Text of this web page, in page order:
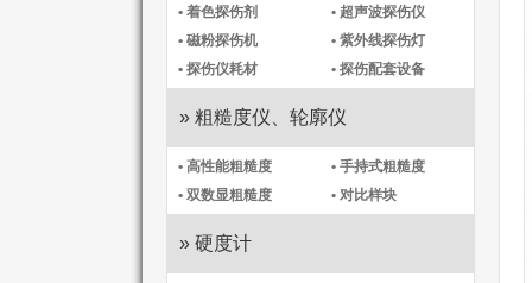
• 着色探伤剂
• 超声波探伤仪
• 磁粉探伤机
• 紫外线探伤灯
• 探伤仪耗材
• 探伤配套设备
» 粗糙度仪、轮廓仪
• 高性能粗糙度
• 手持式粗糙度
• 双数显粗糙度
• 对比样块
» 硬度计